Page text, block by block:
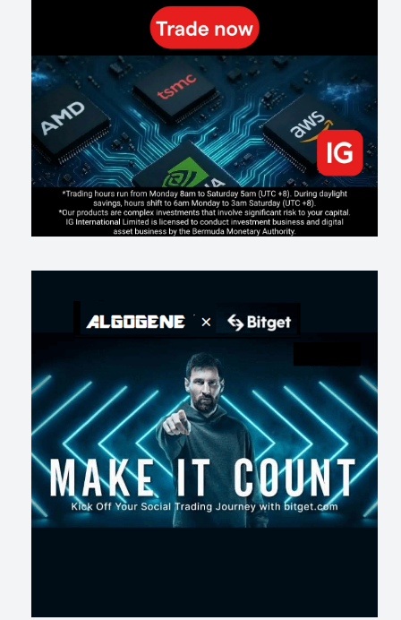
Making probabilistic model forecasts tamper-evident (and why it
changes evaluation)
203 2 0 2026-07-17
AI走出聊天室 三巨頭爭定義權
177 1 2026-07-16
《人生七年》揭真相：改掉這 5 種「窮人思維」，財富自然來
217 0 3 2026-07-15